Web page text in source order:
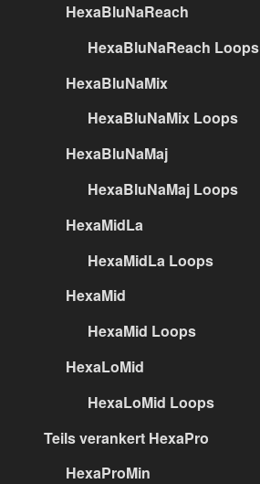
HexaBluNaReach
HexaBluNaReach Loops
HexaBluNaMix
HexaBluNaMix Loops
HexaBluNaMaj
HexaBluNaMaj Loops
HexaMidLa
HexaMidLa Loops
HexaMid
HexaMid Loops
HexaLoMid
HexaLoMid Loops
Teils verankert HexaPro
HexaProMin